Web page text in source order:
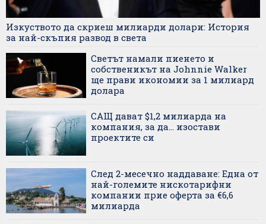
Изкуството да скриеш милиарди долари: История
за най-скъпия развод в света
Светът намали пиенето и
собственикът на Johnnie Walker
ще прави икономии за 1 милиард
долара
САЩ дават $1,2 милиарда на
компания, за да... изостави
проектите си
След 2-месечно наддаване: Една от
най-големите нискотарифни
компании прие оферта за €6,6
милиарда